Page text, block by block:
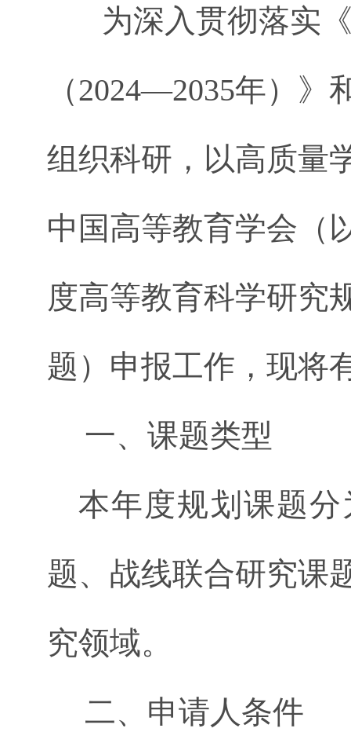
为深入贯彻落实《
（2024—2035年）
组织科研，以高质量
中国高等教育学会（
度高等教育科学研究
题）申报工作，现将
一、课题类型
本年度规划课题
题、战线联合研究课
究领域。
二、申请人条件